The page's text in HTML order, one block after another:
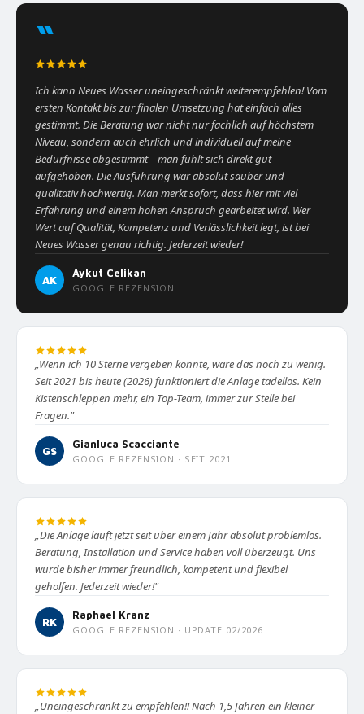
“
Ich kann Neues Wasser uneingeschränkt weiterempfehlen! Vom
ersten Kontakt bis zur finalen Umsetzung hat einfach alles
gestimmt. Die Beratung war nicht nur fachlich auf höchstem
Niveau, sondern auch ehrlich und individuell auf meine
Bedürfnisse abgestimmt – man fühlt sich direkt gut
aufgehoben. Die Ausführung war absolut sauber und
qualitativ hochwertig. Man merkt sofort, dass hier mit viel
Erfahrung und einem hohen Anspruch gearbeitet wird. Wer
Wert auf Qualität, Kompetenz und Verlässlichkeit legt, ist bei
Neues Wasser genau richtig. Jederzeit wieder!
AK
Aykut Celikan
GOOGLE REZENSION
„Wenn ich 10 Sterne vergeben könnte, wäre das noch zu wenig.
Seit 2021 bis heute (2026) funktioniert die Anlage tadellos. Kein
Kistenschleppen mehr, ein Top-Team, immer zur Stelle bei
Fragen."
GS
Gianluca Scacciante
GOOGLE REZENSION · SEIT 2021
„Die Anlage läuft jetzt seit über einem Jahr absolut problemlos.
Beratung, Installation und Service haben voll überzeugt. Uns
wurde bisher immer freundlich, kompetent und flexibel
geholfen. Jederzeit wieder!"
RK
Raphael Kranz
GOOGLE REZENSION · UPDATE 02/2026
„Uneingeschränkt zu empfehlen!! Nach 1,5 Jahren ein kleiner